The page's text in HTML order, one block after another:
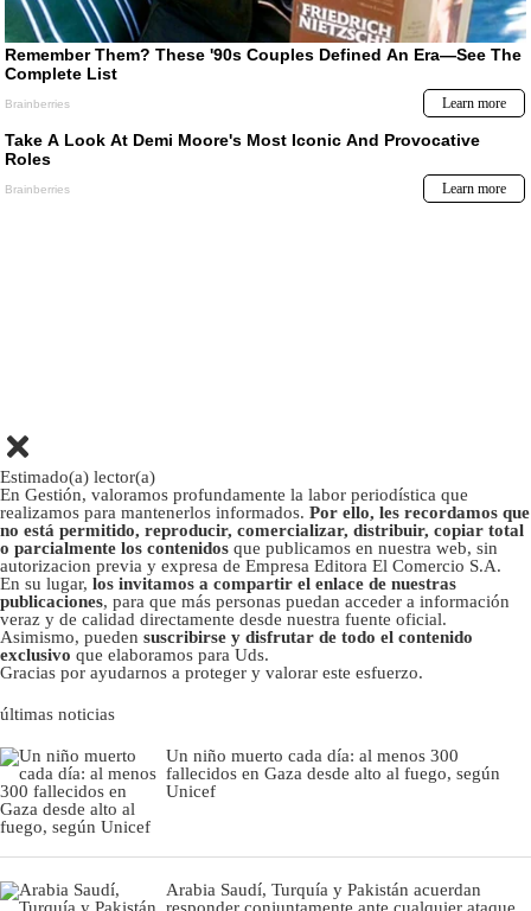
Estimado(a) lector(a)
En Gestión, valoramos profundamente la labor periodística que
realizamos para mantenerlos informados. Por ello, les recordamos que
no está permitido, reproducir, comercializar, distribuir, copiar total
o parcialmente los contenidos que publicamos en nuestra web, sin
autorizacion previa y expresa de Empresa Editora El Comercio S.A.
En su lugar, los invitamos a compartir el enlace de nuestras
publicaciones, para que más personas puedan acceder a información
veraz y de calidad directamente desde nuestra fuente oficial.
Asimismo, pueden suscribirse y disfrutar de todo el contenido
exclusivo que elaboramos para Uds.
Gracias por ayudarnos a proteger y valorar este esfuerzo.
últimas noticias
Un niño muerto cada día: al menos 300
fallecidos en Gaza desde alto al fuego, según
Unicef
Arabia Saudí, Turquía y Pakistán acuerdan
responder conjuntamente ante cualquier ataque